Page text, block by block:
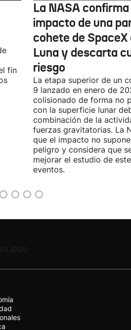
fin
La NASA
impacto de una
cohete de
Luna y descarta
riesgo
La etapa superior de un
9 lanzado en enero de
colisionado de forma no
con la superficie lunar
combinación de la
fuerzas gravitatorias. La
que el impacto no
peligro y considera que
mejorar el estudio de
eventos.